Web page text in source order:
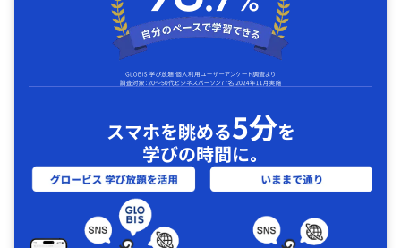
スマホを眺める5分を
学びの時間に｡